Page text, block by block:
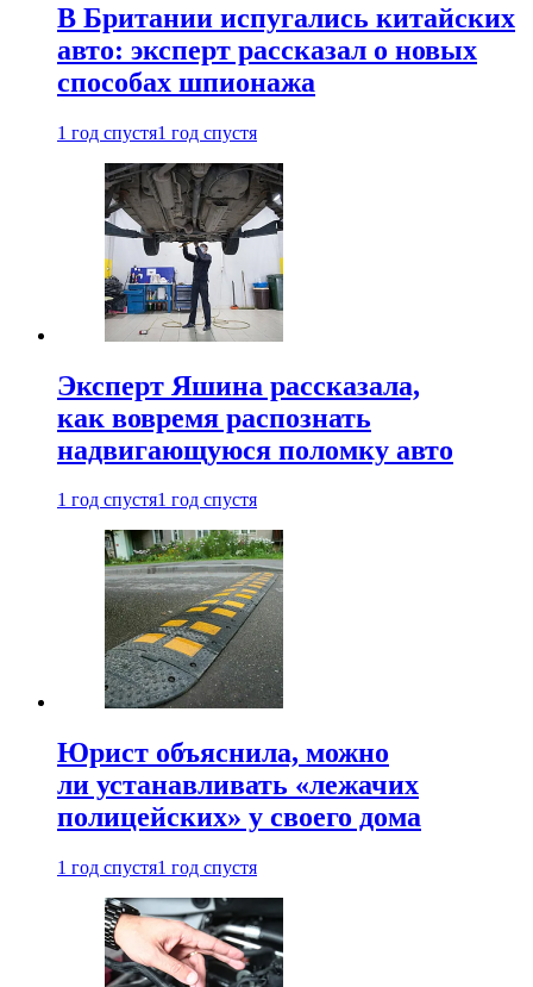
В Британии испугались китайских
авто: эксперт рассказал о новых
способах шпионажа
1 год спустя1 год спустя
Эксперт Яшина рассказала,
как вовремя распознать
надвигающуюся поломку авто
1 год спустя1 год спустя
Юрист объяснила, можно
ли устанавливать «лежачих
полицейских» у своего дома
1 год спустя1 год спустя